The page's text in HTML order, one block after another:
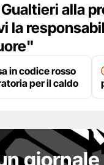
alla
la
in codice rosso
per il caldo
giornale